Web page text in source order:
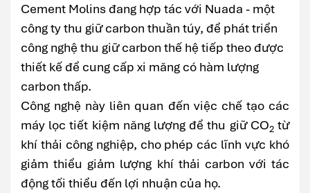
Cement Molins đang hợp tác với Nuada - một
công ty thu giữ carbon thuần túy, để phát triển
công nghệ thu giữ carbon thế hệ tiếp theo được
thiết kế để cung cấp xi măng có hàm lượng
carbon thấp.
Công nghệ này liên quan đến việc chế tạo các
máy lọc tiết kiệm năng lượng để thu giữ CO2từ
khí thải công nghiệp, cho phép các lĩnh vực khó
giảm thiểu giảm lượng khí thải carbon với tác
động tối thiểu đến lợi nhuận của họ.